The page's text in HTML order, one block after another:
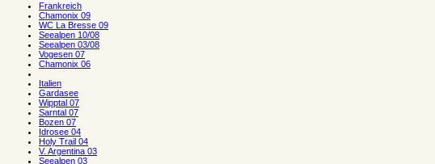
Frankreich
Chamonix 09
WC La Bresse 09
Seealpen 10/08
Seealpen 03/08
Vogesen 07
Chamonix 06
Italien
Gardasee
Wipptal 07
Sarntal 07
Bozen 07
Idrosee 04
Holy Trail 04
V. Argentina 03
Seealpen 03